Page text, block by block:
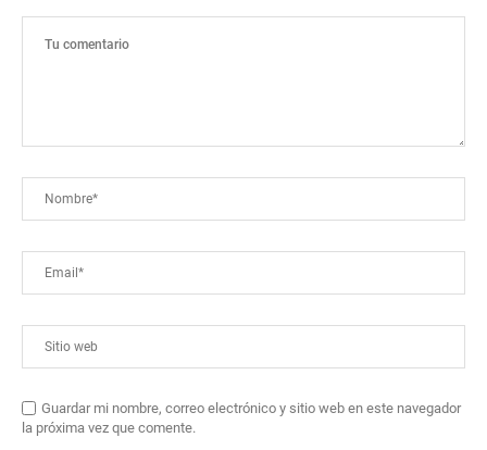
Guardar mi nombre, correo electrónico y sitio web en este navegador
la próxima vez que comente.